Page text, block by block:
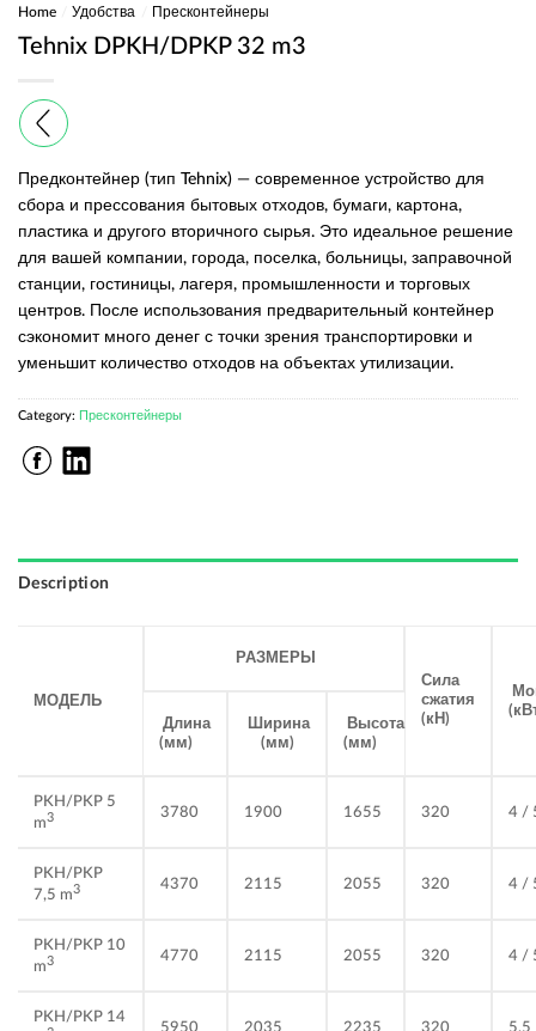
Home Удобства Пресконтейнеры
Tehnix DPKH/DPKP 32 m3
Предконтейнер (тип Tehnix) — современное устройство для
сбора и прессования бытовых отходов, бумаги, картона,
пластика и другого вторичного сырья. Это идеальное решение
для вашей компании, города, поселка, больницы, заправочной
станции, гостиницы, лагеря, промышленности и торговых
центров. После использования предварительный контейнер
сэкономит много денег с точки зрения транспортировки и
уменьшит количество отходов на объектах утилизации.
Category: Пресконтейнеры
Description
МОДЕЛЬ
РАЗМЕРЫ
Сила
сжатия
(кН)
Длина
(мм)
Ширина
(мм)
Высота
(мм)
PKH/PKP 5
m3 3780 1900 1655 320 4 /
PKH/PKP
7,5 m3 4370 2115 2055 320 4 /
PKH/PKP 10
m3 4770 2115 2055 320 4 /
PKH/PKP 14
5950 2035 2235 320 5,5